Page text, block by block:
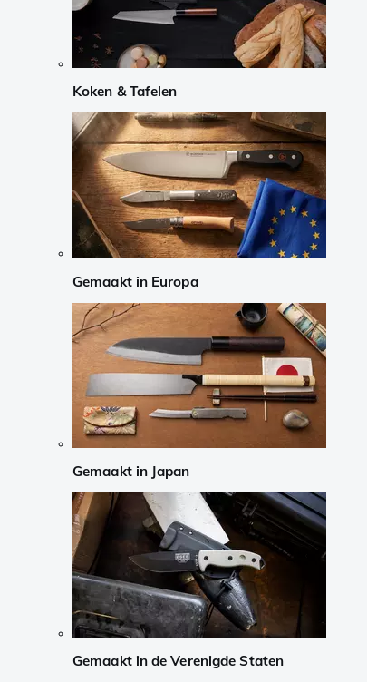
Koken & Tafelen
Gemaakt in Europa
Gemaakt in Japan
Gemaakt in de Verenigde Staten